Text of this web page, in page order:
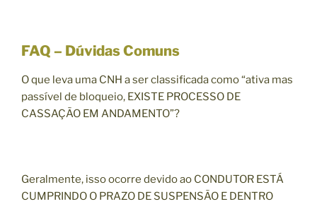
FAQ – Dúvidas Comuns
O que leva uma CNH a ser classificada como “ativa mas
passível de bloqueio, EXISTE PROCESSO DE
CASSAÇÃO EM ANDAMENTO”?
Geralmente, isso ocorre devido ao CONDUTOR ESTÁ
CUMPRINDO O PRAZO DE SUSPENSÃO E DENTRO